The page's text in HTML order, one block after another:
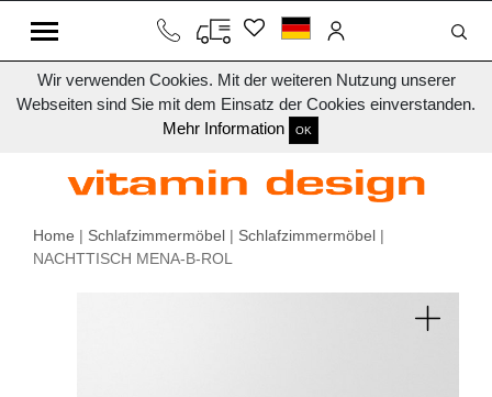
Wir verwenden Cookies. Mit der weiteren Nutzung unserer
Webseiten sind Sie mit dem Einsatz der Cookies einverstanden.
Mehr Information
OK
Home | Schlafzimmermöbel | Schlafzimmermöbel |
NACHTTISCH MENA-B-ROL